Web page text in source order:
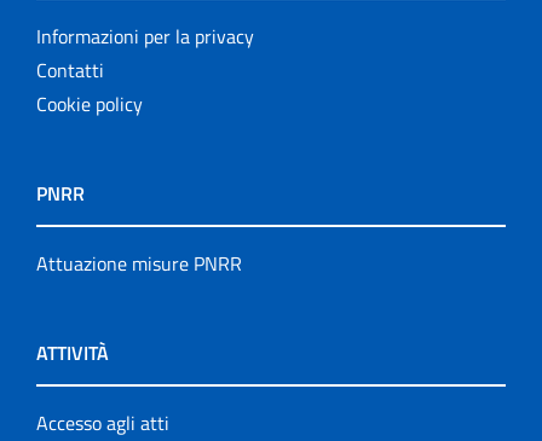
Informazioni per la privacy
Contatti
Cookie policy
PNRR
Attuazione misure PNRR
ATTIVITÀ
Accesso agli atti